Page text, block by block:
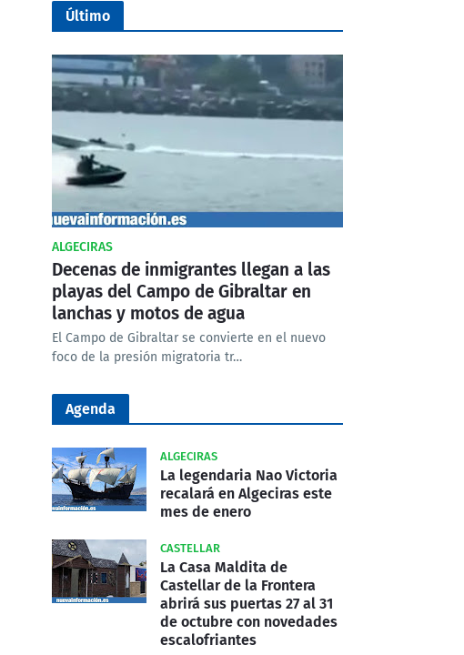
Último
ALGECIRAS
Decenas de inmigrantes llegan a las
playas del Campo de Gibraltar en
lanchas y motos de agua
El Campo de Gibraltar se convierte en el nuevo
foco de la presión migratoria tr…
Agenda
ALGECIRAS
La legendaria Nao Victoria
recalará en Algeciras este
mes de enero
CASTELLAR
La Casa Maldita de
Castellar de la Frontera
abrirá sus puertas 27 al 31
de octubre con novedades
escalofriantes